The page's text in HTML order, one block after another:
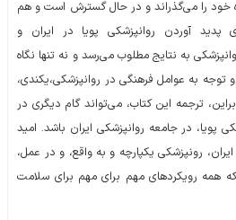
خود را می‌گذراند و در حال گسترش است و هم
آوردن روانپزشکی پویا در ایران و
به نتایج مطلوب می‌رسد و نه تنها نگاه
توجه به عوامل فرهنگی در روانپزشکی،یکندی،
ترجمه این کتاب، می‌تواند گام دیگری در
پویا، در جامعه روانپزشکی ایران باشد. امید
رونپزشکی یکپارچه و به واقع، و در عمل،
همه رویکردهای مهم برای مهم برای سلامت